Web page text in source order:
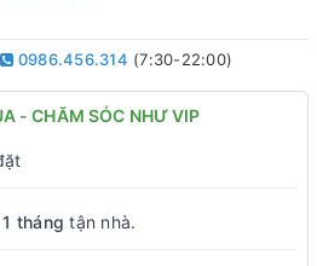
0986.456.314 (7:30-22:00)
- CHĂM SÓC NHƯ VIP
1 tháng tận nhà.